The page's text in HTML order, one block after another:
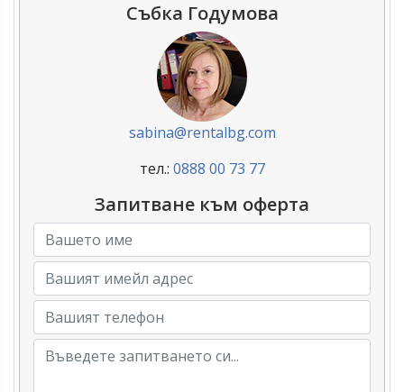
Събка Годумова
sabina@rentalbg.com
тел.: 0888 00 73 77
Запитване към оферта